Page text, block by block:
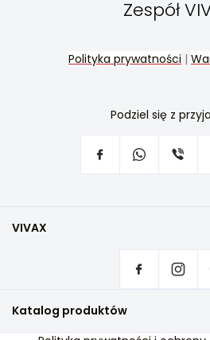
Zespół
Polityka prywatności |
Podziel się z
VIVAX
Gdzie kupić produkty VIVAX?
Często zadawane pytania
Katalog produktów